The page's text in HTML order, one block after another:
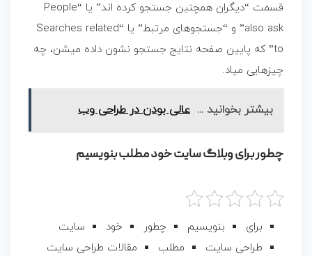
قسمت “دیگران همچنین جستجو کرده اند” یا “People
also ask” و “جستجوهای مرتبط” یا “Searches related
to” که پایین صفحه نتایج جستجو نشون داده میشن، چه
چیزهایی میاد.
بیشتر بخوانید ... عالی بودن در طراحی وب
چطور برای وبلاگ سایت خود مطلب بنویسیم
برای بنویسیم چطور خود
سایت
طراحی سایت
مطلب
مقالات طراحی سایت